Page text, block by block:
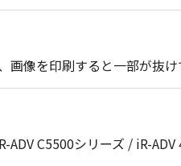
像を印刷すると一部が抜
C5500シリーズ / iR-